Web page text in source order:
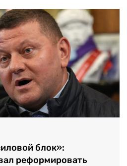
блок»:
реформировать